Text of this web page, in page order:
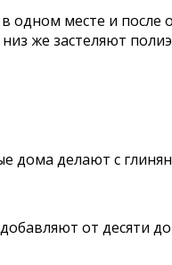
одном месте и
же застеляют
дома делают с
от десяти